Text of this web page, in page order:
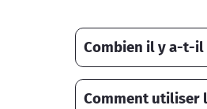
Combien il y a-t-il
Comment utiliser